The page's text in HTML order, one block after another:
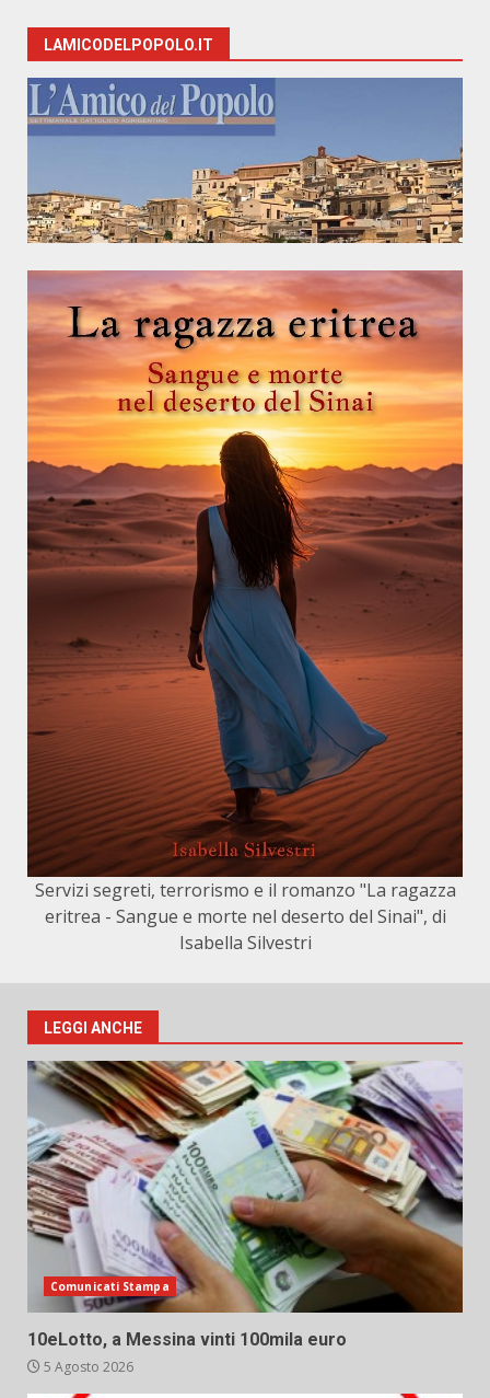
LAMICODELPOPOLO.IT
Servizi segreti, terrorismo e il romanzo "La ragazza
eritrea - Sangue e morte nel deserto del Sinai", di
Isabella Silvestri
LEGGI ANCHE
Comunicati Stampa
10eLotto, a Messina vinti 100mila euro
5 Agosto 2026